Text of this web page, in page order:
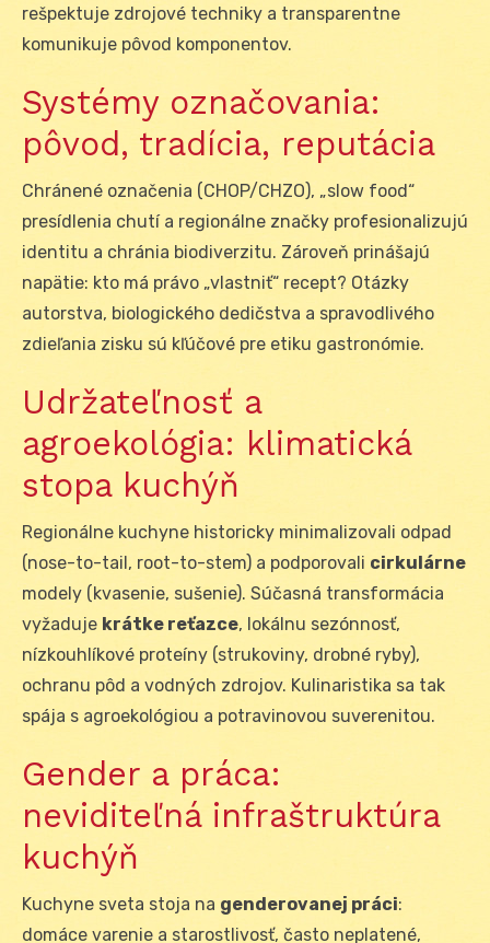
rešpektuje zdrojové techniky a transparentne
komunikuje pôvod komponentov.
Systémy označovania:
pôvod, tradícia, reputácia
Chránené označenia (CHOP/CHZO), „slow food“
presídlenia chutí a regionálne značky profesionalizujú
identitu a chránia biodiverzitu. Zároveň prinášajú
napätie: kto má právo „vlastniť“ recept? Otázky
autorstva, biologického dedičstva a spravodlivého
zdieľania zisku sú kľúčové pre etiku gastronómie.
Udržateľnosť a
agroekológia: klimatická
stopa kuchýň
Regionálne kuchyne historicky minimalizovali odpad
(nose-to-tail, root-to-stem) a podporovali cirkulárne
modely (kvasenie, sušenie). Súčasná transformácia
vyžaduje krátke reťazce, lokálnu sezónnosť,
nízkouhlíkové proteíny (strukoviny, drobné ryby),
ochranu pôd a vodných zdrojov. Kulinaristika sa tak
spája s agroekológiou a potravinovou suverenitou.
Gender a práca:
neviditeľná infraštruktúra
kuchýň
Kuchyne sveta stoja na genderovanej práci:
domáce varenie a starostlivosť, často neplatené,